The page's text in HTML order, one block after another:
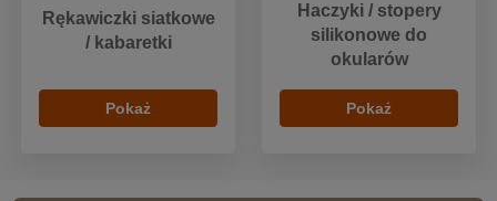
Rękawiczki siatkowe
/ kabaretki
Pokaż
Haczyki / stopery
silikonowe do
okularów
Pokaż